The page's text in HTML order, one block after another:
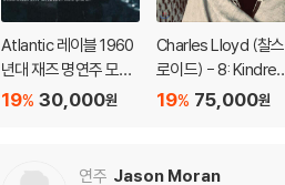
Atlantic 레이블 1960
년대 재즈 명연주 모음
집 (Atlantic Jazz: Be
30,000원
19%
Charles Lloyd (찰스
로이드) - 8: Kindred
Spirits, Live From Th
75,000원
19%
연주 Jason Moran